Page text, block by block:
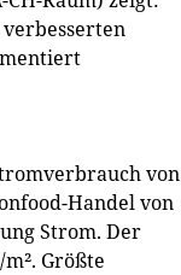
von
Handel von
Strom. Der
Größte